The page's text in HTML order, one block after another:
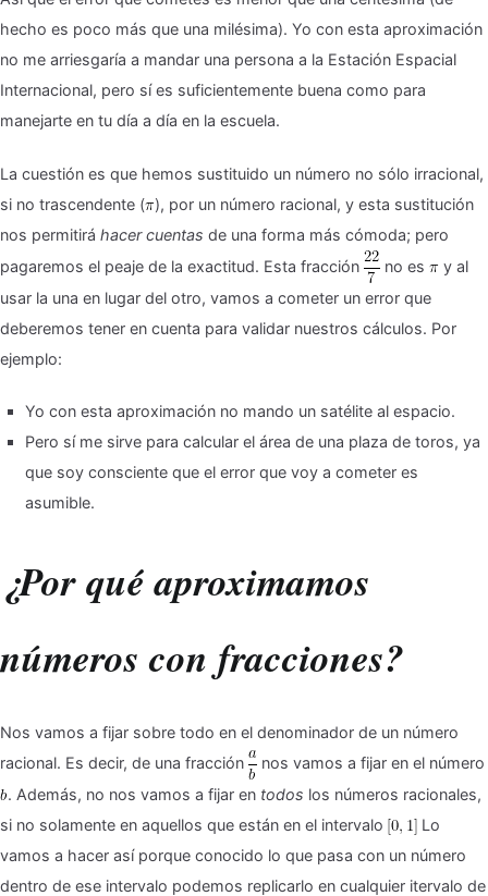
hecho es poco más que una milésima). Yo con esta aproximación
no me arriesgaría a mandar una persona a la Estación Espacial
Internacional, pero sí es suficientemente buena como para
manejarte en tu día a día en la escuela.
La cuestión es que hemos sustituido un número no sólo irracional,
si no trascendente ( ), por un número racional, y esta sustitución
nos permitirá hacer cuentas de una forma más cómoda; pero
pagaremos el peaje de la exactitud. Esta fracción
no es
y al
usar la una en lugar del otro, vamos a cometer un error que
deberemos tener en cuenta para validar nuestros cálculos. Por
ejemplo:
Yo con esta aproximación no mando un satélite al espacio.
Pero sí me sirve para calcular el área de una plaza de toros, ya
que soy consciente que el error que voy a cometer es
asumible.
¿Por qué aproximamos
números con fracciones?
Nos vamos a fijar sobre todo en el denominador de un número
racional. Es decir, de una fracción
nos vamos a fijar en el número
. Además, no nos vamos a fijar en todos los números racionales,
si no solamente en aquellos que están en el intervalo
Lo
vamos a hacer así porque conocido lo que pasa con un número
dentro de ese intervalo podemos replicarlo en cualquier itervalo de